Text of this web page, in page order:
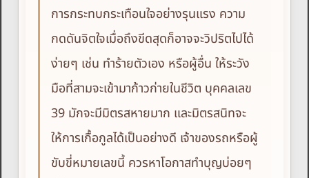
การกระทบกระเทือนใจอย่างรุนแรง ความ
กดดันจิตใจเมื่อถึงขีดสุดก็อาจจะวิปริตไปได้
ง่ายๆ เช่น ทำร้ายตัวเอง หรือผู้อื่น ให้ระวัง
มือที่สามจะเข้ามาก้าวก่ายในชีวิต บุคคลเลข
39 มักจะมีมิตรสหายมาก และมิตรสนิทจะ
ให้การเกื้อกูลได้เป็นอย่างดี เจ้าของรถหรือผู้
ขับขี่หมายเลขนี้ ควรหาโอกาสทำบุญบ่อยๆ